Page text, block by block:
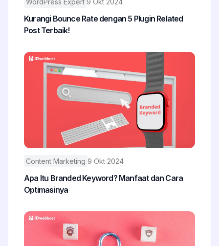
WordPress Expert 9 Okt 2024
Kurangi Bounce Rate dengan 5 Plugin Related
Post Terbaik!
Content Marketing 9 Okt 2024
Apa Itu Branded Keyword? Manfaat dan Cara
Optimasinya